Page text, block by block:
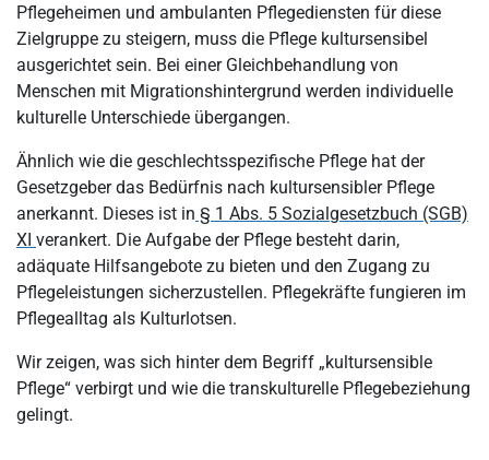
Welche Anwendung findet Multikulturalität bei ambulanten
Pflegediensten?
Wer ist für die Berücksichtigung der Herkunftskultur in der
Pflege verantwortlich?
Welche Lerntheorien bilden eine geeignete Basis für die
Kompetenzerweiterung?
Wie lässt sich Kultursensibilität in Ihrer Pflegeeinrichtung
umsetzen?
Gibt es einen Unterschied zwischen den Begriffen „interkulturell“
und „multikulturell“?
Fazit: Kultursensible Pflege ist essentieller Bestandteil des
Pflegesystems
Pflegeheimen und ambulanten Pflegediensten für diese
Zielgruppe zu steigern, muss die Pflege kultursensibel
ausgerichtet sein. Bei einer Gleichbehandlung von
Menschen mit Migrationshintergrund werden individuelle
kulturelle Unterschiede übergangen.
Ähnlich wie die geschlechtsspezifische Pflege hat der
Gesetzgeber das Bedürfnis nach kultursensibler Pflege
anerkannt. Dieses ist in § 1 Abs. 5 Sozialgesetzbuch (SGB)
XI verankert. Die Aufgabe der Pflege besteht darin,
adäquate Hilfsangebote zu bieten und den Zugang zu
Pflegeleistungen sicherzustellen. Pflegekräfte fungieren im
Pflegealltag als Kulturlotsen.
Wir zeigen, was sich hinter dem Begriff „kultursensible
Pflege“ verbirgt und wie die transkulturelle Pflegebeziehung
gelingt.